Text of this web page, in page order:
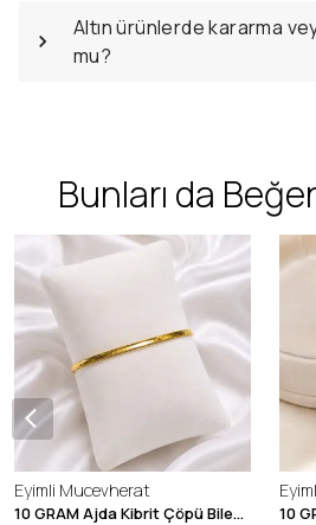
Altın ürünlerde kararma
mu?
Bunları da
Eyimli Mucevherat
10 GRAM Ajda Kibrit Çöpü Bilezik 22 Ayar 22BLZ003